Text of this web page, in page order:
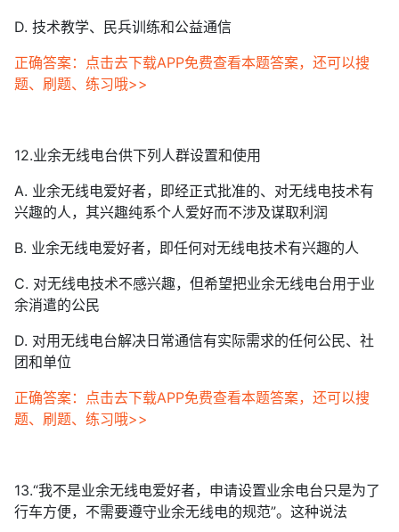
D. 技术教学、民兵训练和公益通信
正确答案：点击去下载APP免费查看本题答案，还可以搜
题、刷题、练习哦>>
12.业余无线电台供下列人群设置和使用
A. 业余无线电爱好者，即经正式批准的、对无线电技术有
兴趣的人，其兴趣纯系个人爱好而不涉及谋取利润
B. 业余无线电爱好者，即任何对无线电技术有兴趣的人
C. 对无线电技术不感兴趣，但希望把业余无线电台用于业
余消遣的公民
D. 对用无线电台解决日常通信有实际需求的任何公民、社
团和单位
正确答案：点击去下载APP免费查看本题答案，还可以搜
题、刷题、练习哦>>
13.“我不是业余无线电爱好者，申请设置业余电台只是为了
行车方便，不需要遵守业余无线电的规范”。这种说法